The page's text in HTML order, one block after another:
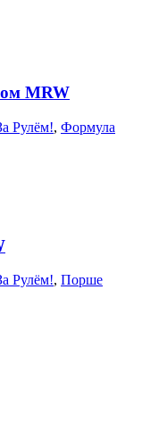
MRW
Рулём!, Формула
Рулём!, Порше